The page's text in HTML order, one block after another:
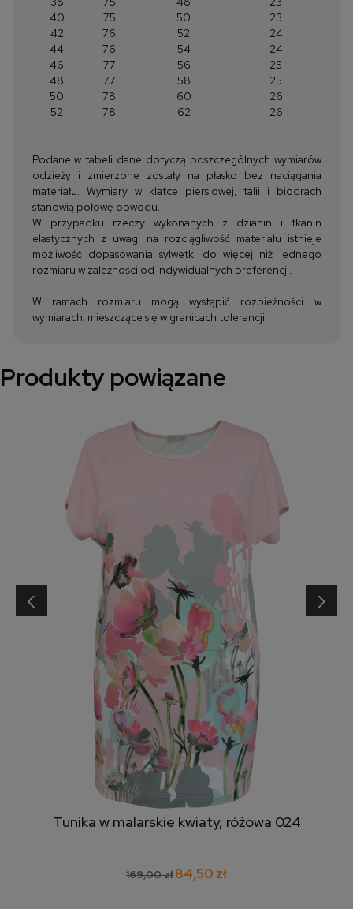
40
75 50
23
42
76 52
24
44
76 54
24
46
77 56
25
48
77 58
25
50
78 60
26
52
78 62 26
Podane w tabeli dane dotyczą poszczególnych wymiarów
odzieży i zmierzone zostały na płasko bez naciągania
materiału. Wymiary w klatce piersiowej, talii i biodrach
stanowią połowę obwodu.
W przypadku rzeczy wykonanych z dzianin i tkanin
elastycznych z uwagi na rozciągliwość materiału istnieje
możliwość dopasowania sylwetki do więcej niż jednego
rozmiaru w zależności od indywidualnych preferencji.
W ramach rozmiaru mogą wystąpić rozbieżności w
wymiarach, mieszczące się w granicach tolerancji.
Produkty powiązane
Tunika w malarskie kwiaty, różowa 024
169,00 zł84,50 zł
‹ ›